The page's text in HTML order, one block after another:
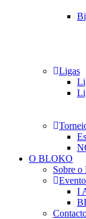
Ligas
O BLOKO
Sobre
I